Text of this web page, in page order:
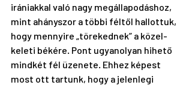
irániakkal való nagy megállapodáshoz,
mint ahányszor a többi féltől hallottuk,
hogy mennyire „törekednek” a közel-
keleti békére. Pont ugyanolyan hihető
mindkét fél üzenete. Ehhez képest
most ott tartunk, hogy a jelenlegi